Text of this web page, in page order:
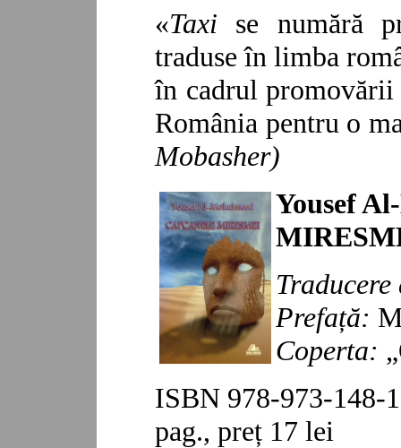
«Taxi se numără
traduse în limba
în cadrul
România pentru o
Mobasher)
Yousef
Prefață:
Coperta:
ISBN 978-973-148-
pag., preț 17 lei